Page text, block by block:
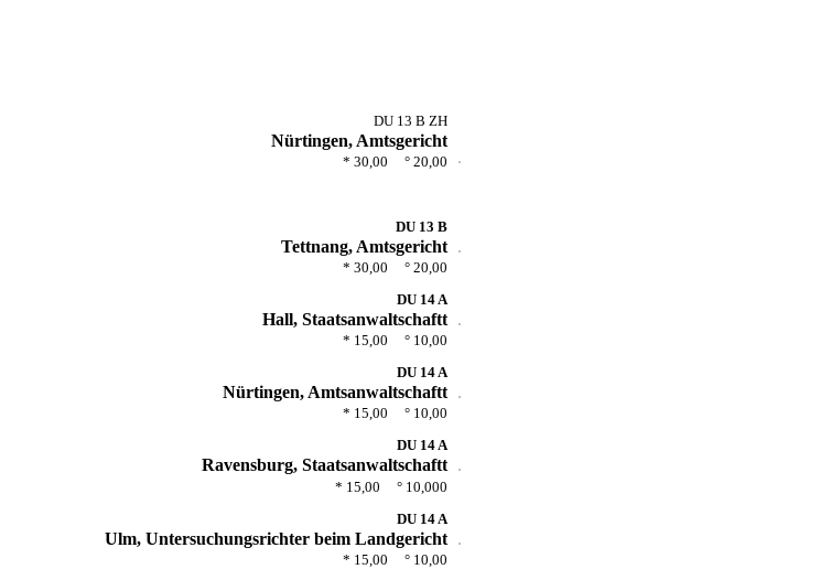
Württemberg DU 13 B – DU 14
DU 13 B ZH
Nürtingen, Amtsgericht
* 30,00 ° 20,00
DU 13 B
Tettnang, Amtsgericht
* 30,00 ° 20,00
DU 14 A
Hall, Staatsanwaltschaftt
* 15,00 ° 10,00
DU 14 A
Nürtingen, Amtsanwaltschaftt
* 15,00 ° 10,00
DU 14 A
Ravensburg, Staatsanwaltschaftt
* 15,00 ° 10,000
DU 14 A
Ulm, Untersuchungsrichter beim Landgericht
* 15,00 ° 10,00